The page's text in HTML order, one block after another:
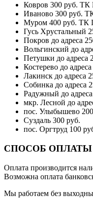
Ковров 300 руб. ТК
Иваново 300 руб.
Муром 400 руб. ТК
Гусь Хрустальный
Покров до адреса
Вольгинский до
Петушки до адреса
Костерево до
Лакинск до адреса
Собинка до адреса
Радужный до
мкр. Лесной до
пос. Улыбышево
Суздаль 300 руб.
пос. Оргтруд 100
СПОСОБ ОПЛАТЫ
Оплата производится
Возможна оплата
Мы работаем без